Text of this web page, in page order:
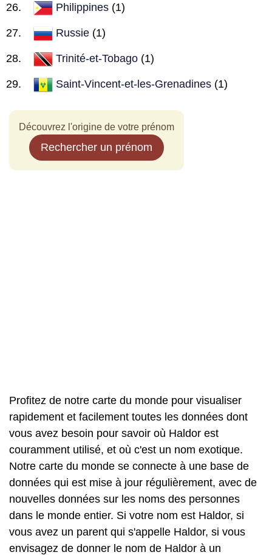
Philippines (1)
Russie (1)
Trinité-et-Tobago (1)
Saint-Vincent-et-les-Grenadines (1)
Découvrez l'origine de votre prénom
Rechercher un prénom
Profitez de notre carte du monde pour visualiser
rapidement et facilement toutes les données dont
vous avez besoin pour savoir où Haldor est
couramment utilisé, et où c'est un nom exotique.
Notre carte du monde se connecte à une base de
données qui est mise à jour régulièrement, avec de
nouvelles données sur les noms des personnes
dans le monde entier. Si votre nom est Haldor, si
vous avez un parent qui s'appelle Haldor, si vous
envisagez de donner le nom de Haldor à un